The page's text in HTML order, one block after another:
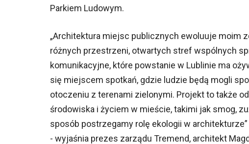
Parkiem Ludowym.
Architektura miejsc publicznych ewoluuje moim
różnych przestrzeni, otwartych stref wspólnych
komunikacyjne, które powstanie w Lublinie ma
się miejscem spotkań, gdzie ludzie będą mogli
otoczeniu z terenami zielonymi. Projekt to także
środowiska i życiem w mieście, takimi jak smog,
sposób postrzegamy rolę ekologii w architekturze
- wyjaśnia prezes zarządu Tremend, architekt